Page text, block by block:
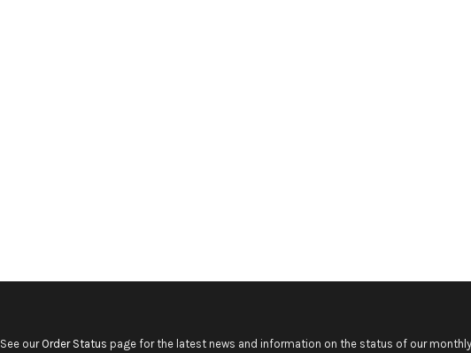
See our Order Status page for the latest news and information on the status of our